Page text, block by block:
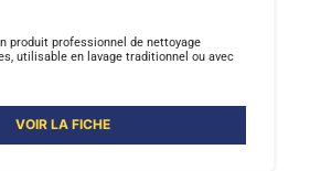
produit professionnel de nettoyage
utilisable en lavage traditionnel ou avec
VOIR LA FICHE